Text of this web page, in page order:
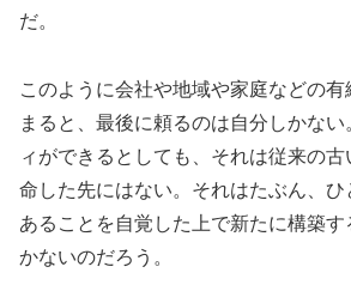
だ。
このように会社や地域や家庭などの
まると、最後に頼るのは自分しかな
ィができるとしても、それは従来の
命した先にはない。それはたぶん、
あることを自覚した上で新たに構築す
かないのだろう。